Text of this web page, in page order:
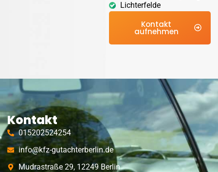
Lichterfelde
Kontakt
aufnehmen
Kontakt
015202524254
info@kfz-gutachterberlin.de
Mudrastraße 29, 12249 Berlin